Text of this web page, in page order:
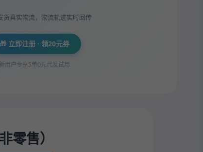
货真实物流，物流轨迹实时回传
🎁 立即注册 · 领20元券
新用户专享5单0元代发试用
零售）